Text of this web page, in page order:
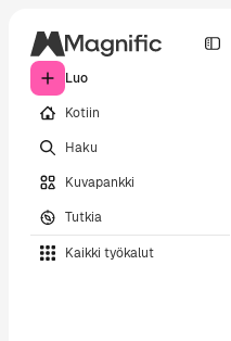
Luo
Kotiin
Haku
Kuvapankki
Tutkia
Kaikki työkalut